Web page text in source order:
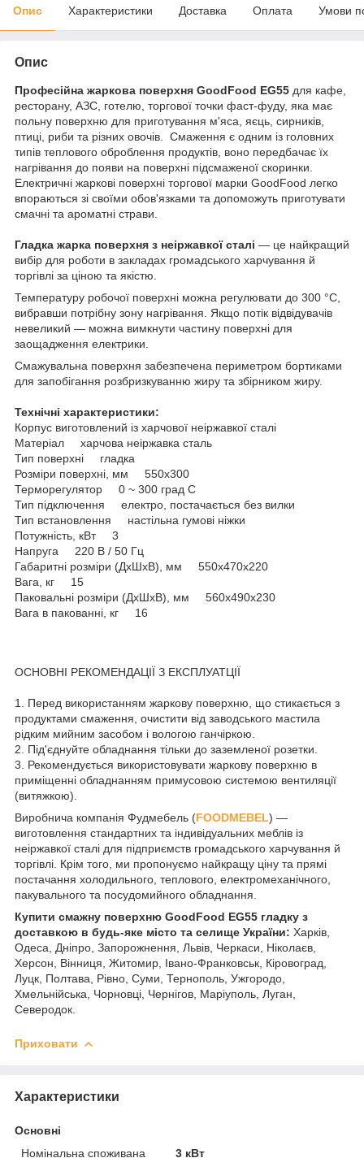
Опис Характеристики Доставка Оплата Умови
Опис
Професійна жаркова поверхня GoodFood EG55 для кафе,
ресторану, АЗС, готелю, торгової точки фаст-фуду, яка має
польну поверхню для приготування м'яса, яєць, сирників,
птиці, риби та різних овочів. Смаження є одним із головних
типів теплового оброблення продуктів, воно передбачає їх
нагрівання до появи на поверхні підсмаженої скоринки.
Електричні жаркові поверхні торгової марки GoodFood легко
впораються зі своїми обов'язками та допоможуть приготувати
смачні та ароматні страви.
Гладка жарка поверхня з неіржавкої сталі — це найкращий
вибір для роботи в закладах громадського харчування й
торгівлі за ціною та якістю.
Температуру робочої поверхні можна регулювати до 300 °C,
вибравши потрібну зону нагрівання. Якщо потік відвідувачів
невеликий — можна вимкнути частину поверхні для
заощадження електрики.
Смажувальна поверхня забезпечена периметром бортиками
для запобігання розбризкуванню жиру та збірником жиру.
Технічні характеристики:
Корпус виготовлений із харчової неіржавкої сталі
Матеріал харчова неіржавка сталь
Тип поверхні гладка
Розміри поверхні, мм 550x300
Терморегулятор 0 ~ 300 град С
Тип підключення електро, постачається без вилки
Тип встановлення настільна гумові ніжки
Потужність, кВт 3
Напруга 220 В / 50 Гц
Габаритні розміри (ДхШхВ), мм 550x470x220
Вага, кг 15
Паковальні розміри (ДхШхВ), мм 560х490х230
Вага в пакованні, кг 16
ОСНОВНІ РЕКОМЕНДАЦІЇ З ЕКСПЛУАТЦІЇ
1. Перед використанням жаркову поверхню, що стикається з
продуктами смаження, очистити від заводського мастила
рідким мийним засобом і вологою ганчіркою.
2. Під'єднуйте обладнання тільки до заземленої розетки.
3. Рекомендується використовувати жаркову поверхню в
приміщенні обладнанням примусовою системою вентиляції
(витяжкою).
Виробнича компанія Фудмебель (FOODMEBEL) —
виготовлення стандартних та індивідуальних меблів із
неіржавкої сталі для підприємств громадського харчування й
торгівлі. Крім того, ми пропонуємо найкращу ціну та прямі
постачання холодильного, теплового, електромеханічного,
пакувального та посудомийного обладнання.
Купити смажну поверхню GoodFood EG55 гладку з
доставкою в будь-яке місто та селище України: Харків,
Одеса, Дніпро, Запорожнення, Львів, Черкаси, Ніколаєв,
Херсон, Вінниця, Житомир, Івано-Франковськ, Кіровоград,
Луцк, Полтава, Рівно, Суми, Тернополь, Ужгородо,
Хмельнійська, Чорновці, Чернігов, Маріуполь, Луган,
Северодок.
Приховати
Характеристики
Основні
Номінальна споживана
3 кВт